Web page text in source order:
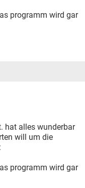
programm wird gar
hat alles wunderbar
will um die
programm wird gar